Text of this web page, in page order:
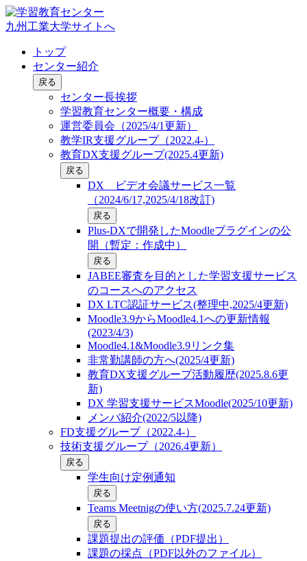
九州工業大学サイトへ
トップ
センター紹介
戻る
センター長挨拶
学習教育センター概要・構成
運営委員会（2025/4/1更新）
教学IR支援グループ（2022.4-）
教育DX支援グループ(2025.4更新)
戻る
DX ビデオ会議サービス一覧
（2024/6/17,2025/4/18改訂)
戻る
Plus-DXで開発したMoodleプラグインの公
開（暫定：作成中）
戻る
JABEE審査を目的とした学習支援サービス
のコースへのアクセス
DX LTC認証サービス(整理中,2025/4更新)
Moodle3.9からMoodle4.1への更新情報
(2023/4/3)
Moodle4.1&Moodle3.9リンク集
非常勤講師の方へ(2025/4更新)
教育DX支援グループ活動履歴(2025.8.6更
新)
DX 学習支援サービスMoodle(2025/10更新)
メンバ紹介(2022/5以降)
FD支援グループ（2022.4-）
技術支援グループ（2026.4更新）
戻る
学生向け定例通知
戻る
Teams Meetnigの使い方(2025.7.24更新)
戻る
課題提出の評価（PDF提出）
課題の採点（PDF以外のファイル）